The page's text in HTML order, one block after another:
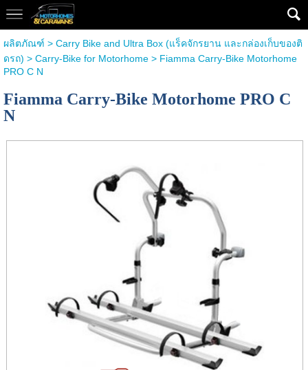
ผลิตภัณฑ์ > Carry Bike and Ultra Box (แร็คจักรยาน และกล่องเก็บของติ
ดรถ) > Carry-Bike for Motorhome> Fiamma Carry-Bike Motorhome
PRO C N
Fiamma Carry-Bike Motorhome PRO C
N